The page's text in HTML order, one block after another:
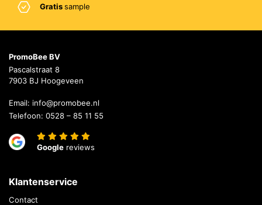
Gratissample
PromoBee BV
Pascalstraat 8
7903 BJ Hoogeveen
Email: info@promobee.nl
Telefoon: 0528 – 85 11 55
Google reviews
Klantenservice
Contact